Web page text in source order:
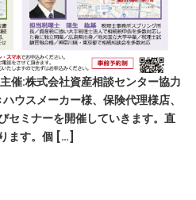
催:株式会社資産相談センター協力
ウスメーカー様、保険代理様店、
セミナーを開催していきます。直
ます。個 […]